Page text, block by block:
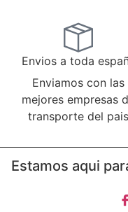
Envios a toda
Enviamos con las
mejores empresas
transporte del pais
Estamos aqui